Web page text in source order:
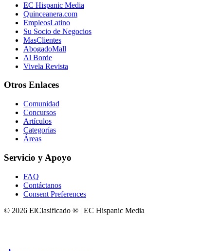
EC Hispanic Media
Quinceanera.com
EmpleosLatino
Su Socio de Negocios
MasClientes
AbogadoMall
Al Borde
Vivela Revista
Otros Enlaces
Comunidad
Concursos
Artículos
Categorías
Áreas
Servicio y Apoyo
FAQ
Contáctanos
Consent Preferences
© 2026 ElClasificado ® | EC Hispanic Media